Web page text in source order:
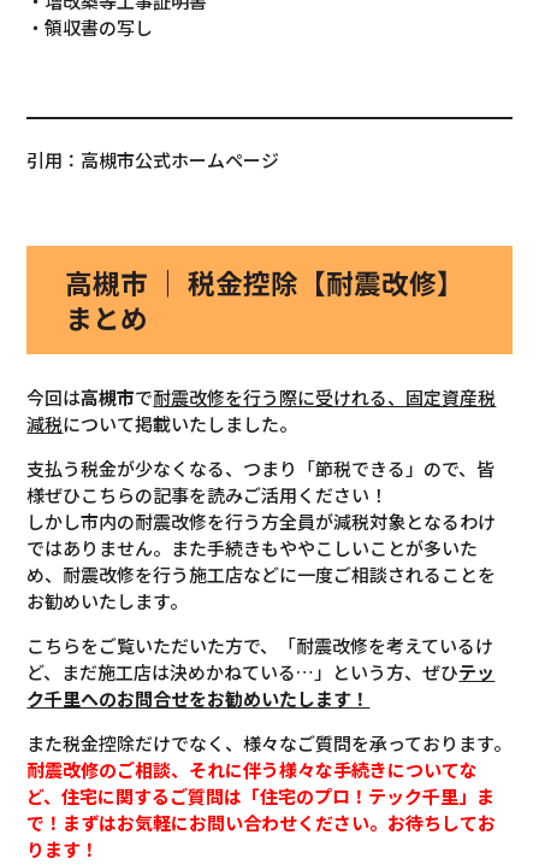
・領収書の写し
引用：高槻市公式ホームページ
高槻市 ｜ 税金控除【耐震改修】
まとめ
今回は高槻市で耐震改修を行う際に受けれる、固定資産税
減税について掲載いたしました。
支払う税金が少なくなる、つまり「節税できる」ので、皆
様ぜひこちらの記事を読みご活用ください！
しかし市内の耐震改修を行う方全員が減税対象となるわけ
ではありません。また手続きもややこしいことが多いた
め、耐震改修を行う施工店などに一度ご相談されることを
お勧めいたします。
こちらをご覧いただいた方で、「耐震改修を考えているけ
ど、まだ施工店は決めかねている…」という方、ぜひテッ
ク千里へのお問合せをお勧めいたします！
また税金控除だけでなく、様々なご質問を承っております。
耐震改修のご相談、それに伴う様々な手続きについてな
ど、住宅に関するご質問は「住宅のプロ！テック千里」ま
で！まずはお気軽にお問い合わせください。お待ちしてお
ります！